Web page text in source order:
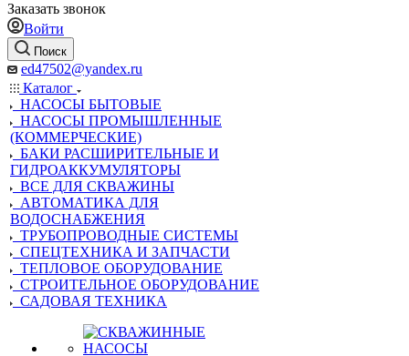
Заказать звонок
Войти
Поиск
ed47502@yandex.ru
Каталог
НАСОСЫ БЫТОВЫЕ
НАСОСЫ ПРОМЫШЛЕННЫЕ
(КОММЕРЧЕСКИЕ)
БАКИ РАСШИРИТЕЛЬНЫЕ И
ГИДРОАККУМУЛЯТОРЫ
ВСЕ ДЛЯ СКВАЖИНЫ
АВТОМАТИКА ДЛЯ
ВОДОСНАБЖЕНИЯ
ТРУБОПРОВОДНЫЕ СИСТЕМЫ
СПЕЦТЕХНИКА И ЗАПЧАСТИ
ТЕПЛОВОЕ ОБОРУДОВАНИЕ
СТРОИТЕЛЬНОЕ ОБОРУДОВАНИЕ
САДОВАЯ ТЕХНИКА